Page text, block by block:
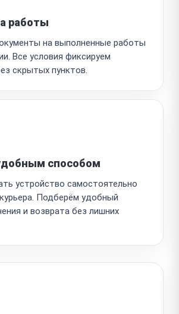
работы
на выполненные работы
Все условия фиксируем
скрытых пунктов.
способом
устройство самостоятельно
Подберём удобный
и возврата без лишних